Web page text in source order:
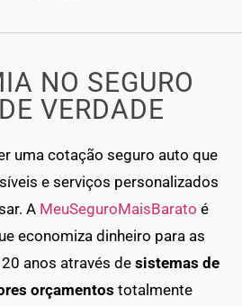
NO SEGURO
VERDADE
uma cotação seguro auto que
e serviços personalizados
A MeuSeguroMaisBarato é
economiza dinheiro para as
anos através de sistemas de
orçamentos totalmente